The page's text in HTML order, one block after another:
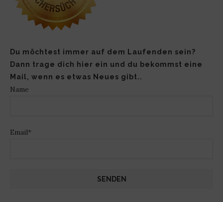
Du möchtest immer auf dem Laufenden sein?
Dann trage dich hier ein und du bekommst eine
Mail, wenn es etwas Neues gibt..
Name
Email*